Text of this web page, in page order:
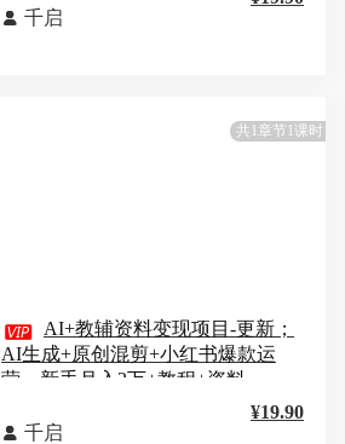
 千启
共1章节1课时
 AI+教辅资料变现项目-更新；
AI生成+原创混剪+小红书爆款运
营，新手月入2万+教程+资料
 千启
¥19.90